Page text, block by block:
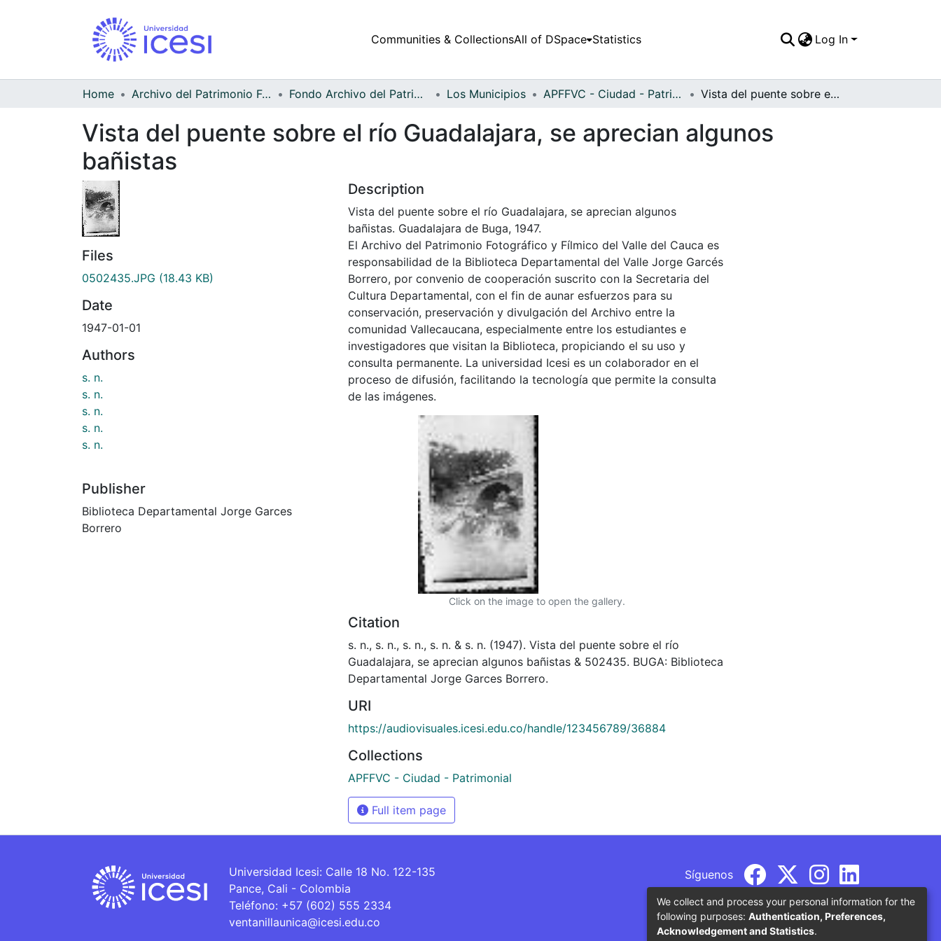
Communities & CollectionsAll of DSpace Statistics Log In
Home Archivo del Patrimonio Fotográfico y Fílmico del Valle del Cauca Fondo Archivo del Patrimonio Fotográfico y Fílmico del Valle del Cauca Los Municipios APFFVC - Ciudad - Patrimonial Vista del puente sobre el río Guadalajara, se aprecian algunos bañistas
Vista del puente sobre el río Guadalajara, se aprecian algunos
bañistas
Files
0502435.JPG (18.43 KB)
Date
1947-01-01
Authors
s. n.
s. n.
s. n.
s. n.
s. n.
Publisher
Biblioteca Departamental Jorge Garces
Borrero
Description
Vista del puente sobre el río Guadalajara, se aprecian algunos
bañistas. Guadalajara de Buga, 1947.
El Archivo del Patrimonio Fotográfico y Fílmico del Valle del Cauca es
responsabilidad de la Biblioteca Departamental del Valle Jorge Garcés
Borrero, por convenio de cooperación suscrito con la Secretaria del
Cultura Departamental, con el fin de aunar esfuerzos para su
conservación, preservación y divulgación del Archivo entre la
comunidad Vallecaucana, especialmente entre los estudiantes e
investigadores que visitan la Biblioteca, propiciando el su uso y
consulta permanente. La universidad Icesi es un colaborador en el
proceso de difusión, facilitando la tecnología que permite la consulta
de las imágenes.
Click on the image to open the gallery.
Citation
s. n., s. n., s. n., s. n. & s. n. (1947). Vista del puente sobre el río
Guadalajara, se aprecian algunos bañistas & 502435. BUGA: Biblioteca
Departamental Jorge Garces Borrero.
URI
https://audiovisuales.icesi.edu.co/handle/123456789/36884
Collections
APFFVC - Ciudad - Patrimonial
Full item page
Universidad Icesi: Calle 18 No. 122-135
Pance, Cali - Colombia
Teléfono: +57 (602) 555 2334
ventanillaunica@icesi.edu.co
Síguenos
We collect and process your personal information for the
following purposes: Authentication, Preferences,
Acknowledgement and Statistics.